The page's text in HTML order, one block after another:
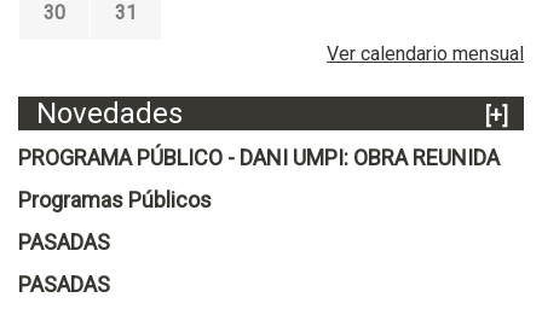
30
31
Ver calendario mensual
Novedades
[+]
PROGRAMA PÚBLICO - DANI UMPI: OBRA REUNIDA
Programas Públicos
PASADAS
PASADAS